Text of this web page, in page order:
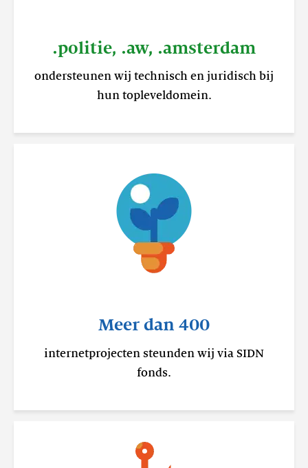
.politie, .aw, .amsterdam
ondersteunen wij technisch en juridisch bij
hun topleveldomein.
Meer dan 400
internetprojecten steunden wij via SIDN
fonds.